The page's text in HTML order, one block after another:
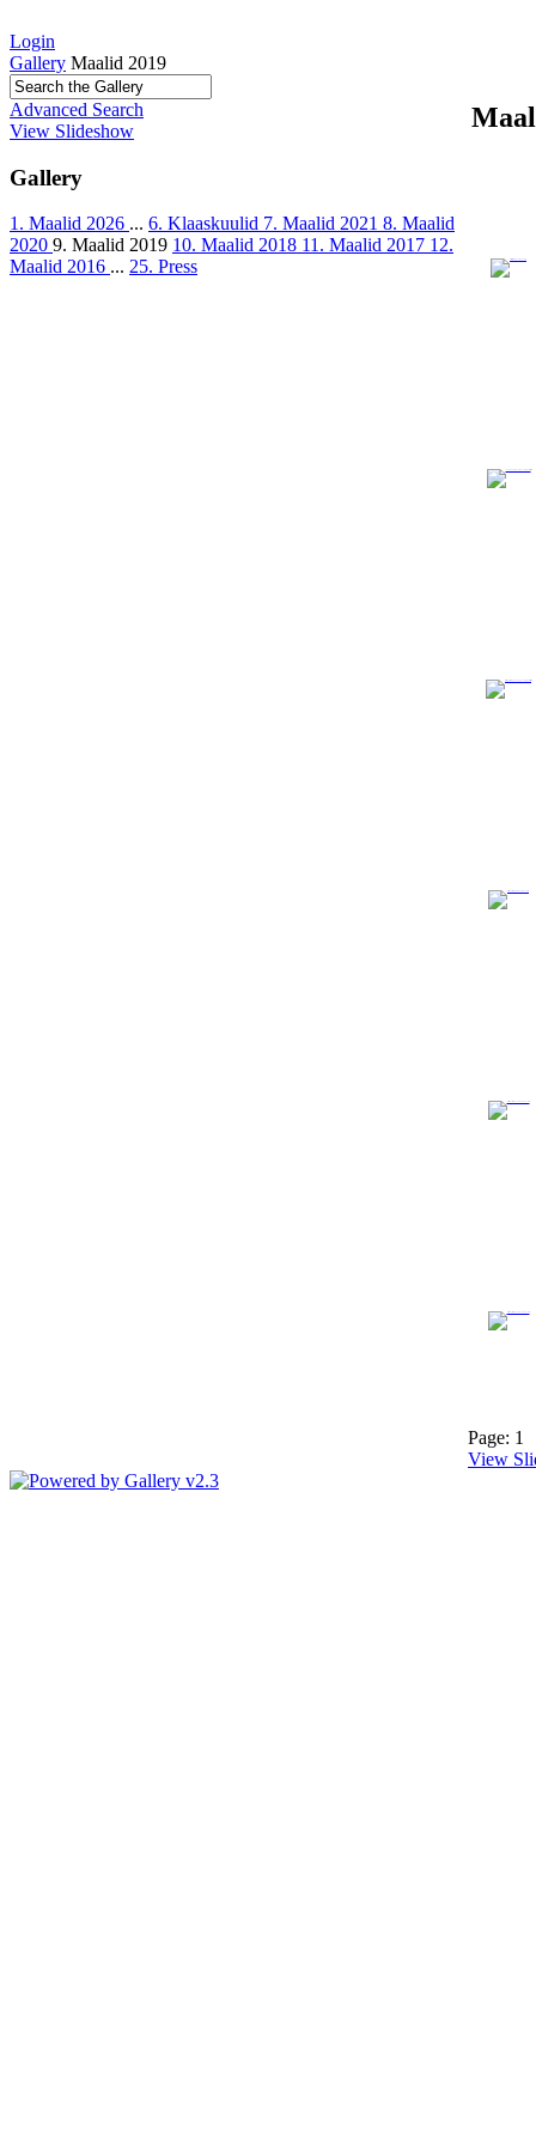
Login
Gallery Maalid 2019
Advanced Search
View Slideshow
Gallery
1. Maalid 2026 ... 6. Klaaskuulid 7. Maalid 2021 8. Maalid
2020 9. Maalid 2019 10. Maalid 2018 11. Maalid 2017 12.
Maalid 2016 ... 25. Press
Page: 1
View